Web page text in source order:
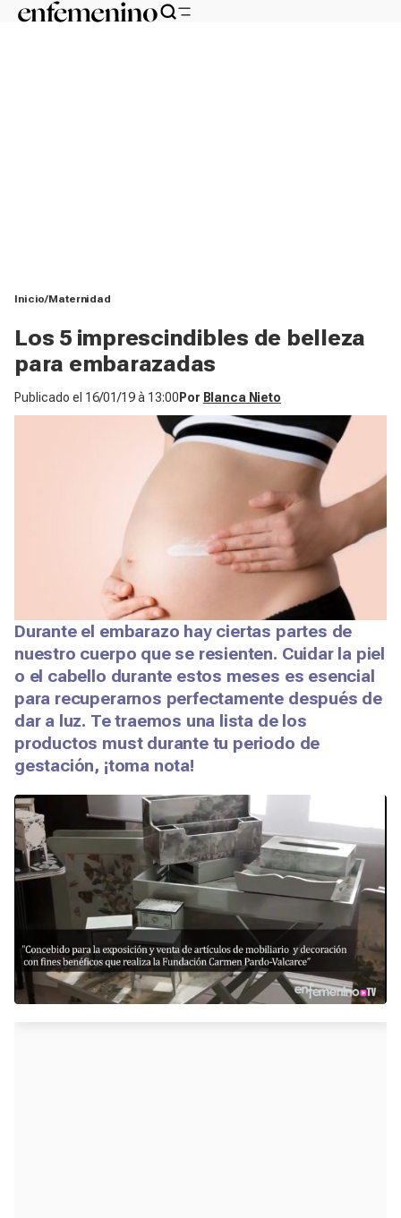
Inicio Maternidad
Los 5 imprescindibles de belleza
para embarazadas
Publicado el 16/01/19 à 13:00 Por Blanca Nieto
Durante el embarazo hay ciertas partes de
nuestro cuerpo que se resienten. Cuidar la piel
o el cabello durante estos meses es esencial
para recuperarnos perfectamente después de
dar a luz. Te traemos una lista de los
productos must durante tu periodo de
gestación, ¡toma nota!